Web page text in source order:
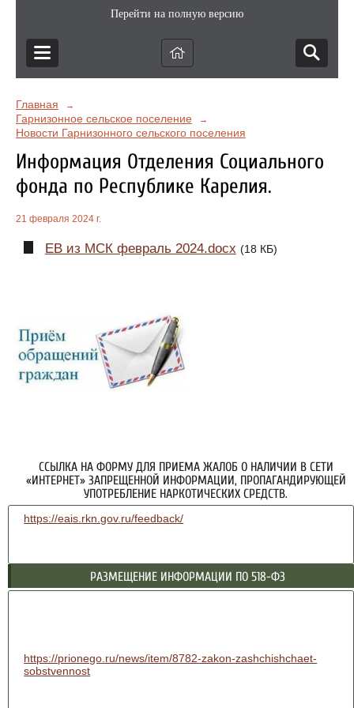
Перейти на полную версию
Главная →
Гарнизонное сельское поселение →
Новости Гарнизонного сельского поселения
Информация Отделения Социального
фонда по Республике Карелия.
21 февраля 2024 г.
ЕВ из МСК февраль 2024.docx (18 КБ)
ССЫЛКА НА ФОРМУ ДЛЯ ПРИЕМА ЖАЛОБ О НАЛИЧИИ В СЕТИ
«ИНТЕРНЕТ» ЗАПРЕЩЕННОЙ ИНФОРМАЦИИ, ПРОПАГАНДИРУЮЩЕЙ
УПОТРЕБЛЕНИЕ НАРКОТИЧЕСКИХ СРЕДСТВ.
https://eais.rkn.gov.ru/feedback/
РАЗМЕЩЕНИЕ ИНФОРМАЦИИ ПО 518-ФЗ
https://prionego.ru/news/item/8782-zakon-zashchishchaet-
sobstvennost